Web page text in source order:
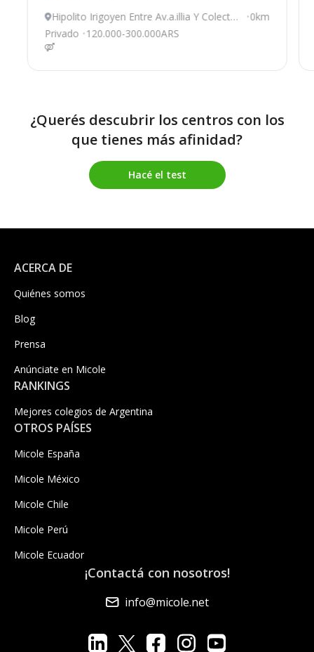
Hipolito Irigoyen Entre Av.a.illia Y Colector
a Aut.ros-cba, Rosario
0km
Privado
120.000-300.000ARS
¿Querés descubrir los centros con los
que tienes más afinidad?
Hacé el test
ACERCA DE
Quiénes somos
Blog
Prensa
Anúnciate en Micole
RANKINGS
Mejores colegios de Argentina
OTROS PAÍSES
Micole España
Micole México
Micole Chile
Micole Perú
Micole Ecuador
¡Contactá con nosotros!
info@micole.net